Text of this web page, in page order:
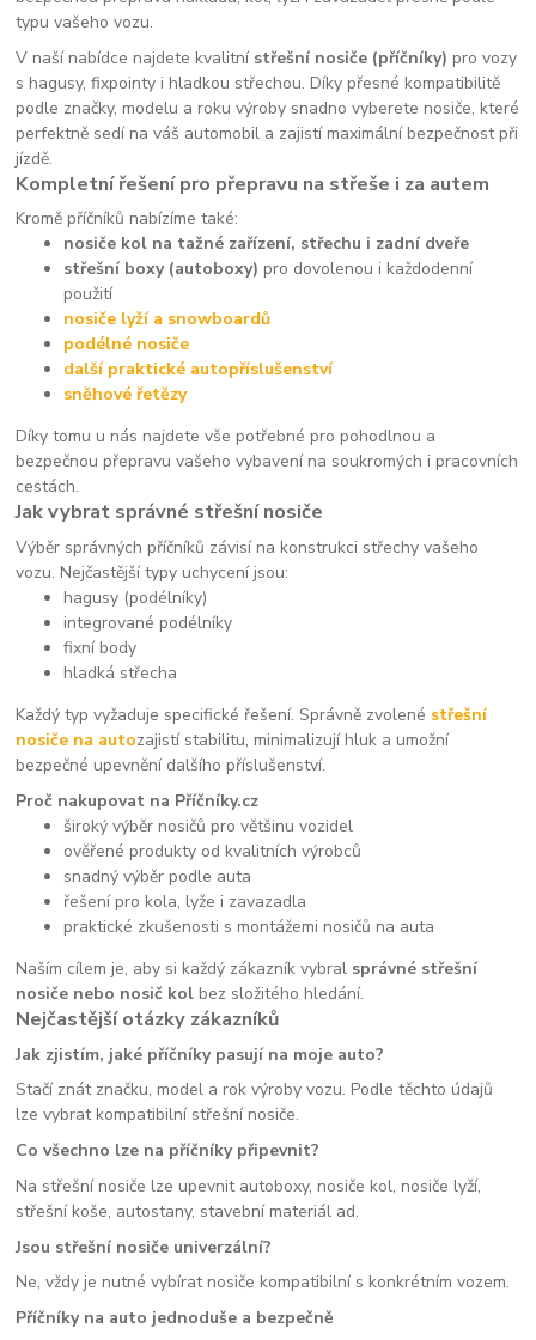
typu vašeho vozu.
V naší nabídce najdete kvalitní střešní nosiče (příčníky) pro vozy
s hagusy, fixpointy i hladkou střechou. Díky přesné kompatibilitě
podle značky, modelu a roku výroby snadno vyberete nosiče, které
perfektně sedí na váš automobil a zajistí maximální bezpečnost při
jízdě.
Kompletní řešení pro přepravu na střeše i za autem
Kromě příčníků nabízíme také:
nosiče kol na tažné zařízení, střechu i zadní dveře
střešní boxy (autoboxy) pro dovolenou i každodenní
použití
nosiče lyží a snowboardů
podélné nosiče
další praktické autopříslušenství
sněhové řetězy
Díky tomu u nás najdete vše potřebné pro pohodlnou a
bezpečnou přepravu vašeho vybavení na soukromých i pracovních
cestách.
Jak vybrat správné střešní nosiče
Výběr správných příčníků závisí na konstrukci střechy vašeho
vozu. Nejčastější typy uchycení jsou:
hagusy (podélníky)
integrované podélníky
fixní body
hladká střecha
Každý typ vyžaduje specifické řešení. Správně zvolené střešní
nosiče na autozajistí stabilitu, minimalizují hluk a umožní
bezpečné upevnění dalšího příslušenství.
Proč nakupovat na Příčníky.cz
široký výběr nosičů pro většinu vozidel
ověřené produkty od kvalitních výrobců
snadný výběr podle auta
řešení pro kola, lyže i zavazadla
praktické zkušenosti s montážemi nosičů na auta
Naším cílem je, aby si každý zákazník vybral správné střešní
nosiče nebo nosič kol bez složitého hledání.
Nejčastější otázky zákazníků
Jak zjistím, jaké příčníky pasují na moje auto?
Stačí znát značku, model a rok výroby vozu. Podle těchto údajů
lze vybrat kompatibilní střešní nosiče.
Co všechno lze na příčníky připevnit?
Na střešní nosiče lze upevnit autoboxy, nosiče kol, nosiče lyží,
střešní koše, autostany, stavební materiál ad.
Jsou střešní nosiče univerzální?
Ne, vždy je nutné vybírat nosiče kompatibilní s konkrétním vozem.
Příčníky na auto jednoduše a bezpečně